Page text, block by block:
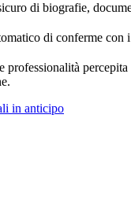
di biografie,
di conferme con
professionalità percepita
in anticipo